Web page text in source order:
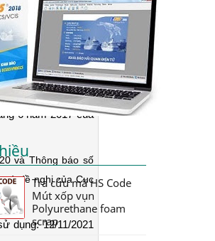
biện pháp thi hành
tích để phân loại
06/2017 của Bộ Tài
15/02/2019 của
6 năm 2017 của
và Thông báo số
và đề nghị của Cục
dụng: 12/11/2021
Tra cứu mã HS Code
Mút xốp vụn
Polyurethane foam
scrap